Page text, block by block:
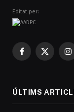
Editat per:
Facebook
X
ÚLTIMS